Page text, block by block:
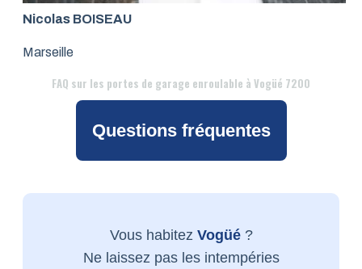
Nicolas BOISEAU
Marseille
FAQ sur les portes de garage enroulable à Vogüé 7200
Questions fréquentes
Vous habitez Vogüé?
Ne laissez pas les intempéries